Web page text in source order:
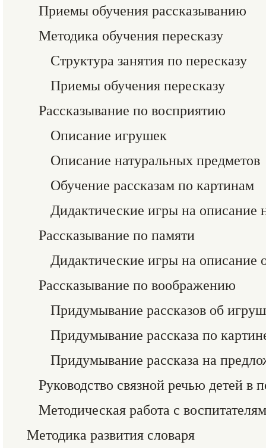
Приемы обучения рассказыванию
Методика обучения пересказу
Структура занятия по пересказу
Приемы обучения пересказу
Рассказывание по восприятию
Описание игрушек
Описание натуральных предметов
Обучение рассказам по картинам
Дидактические игры на описание
Рассказывание по памяти
Дидактические игры на описание
Рассказывание по воображению
Придумывание рассказов об
Придумывание рассказа по
Придумывание рассказа на
Руководство связной речью детей в
Методическая работа с
Методика развития словаря